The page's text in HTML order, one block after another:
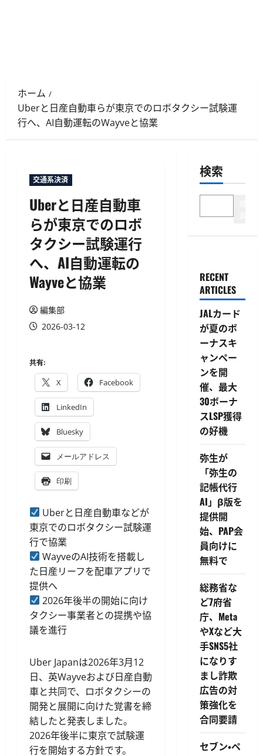
ホーム
Uberと日産自動車らが東京でのロボタクシー試験運
行へ、AI自動運転のWayveと協業
交通系決済
Uberと日産自動車
らが東京でのロボ
タクシー試験運行
へ、AI自動運転の
Wayveと協業
編集部
2026-03-12
共有:
X Facebook
LinkedIn
Bluesky
メールアドレス
印刷
Uberと日産自動車などが
東京でのロボタクシー試験運
行で協業
WayveのAI技術を搭載し
た日産リーフを配車アプリで
提供へ
2026年後半の開始に向け
タクシー事業者との提携や協
議を進行
Uber Japanは2026年3月12
日、英Wayveおよび日産自動
車と共同で、ロボタクシーの
開発と展開に向けた覚書を締
結したと発表しました。
2026年後半に東京で試験運
行を開始する方針です。
検索
RECENT
ARTICLES
JALカード
が夏のボ
ーナスキ
ャンペー
ンを開
催、最大
30ボーナ
スLSP獲得
の好機
弥生が
「弥生の
記帳代行
AI」β版を
提供開
始、PAP会
員向けに
無料で
総務省な
ど7府省
庁、Meta
やXなど大
手SNS5社
になりす
まし詐欺
広告の対
策強化を
合同要請
セブン・ペ